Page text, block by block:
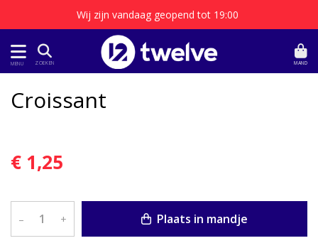
Wij zijn vandaag geopend tot 19:00
MENU ZOEKEN MAND
Croissant
€ 1,25
– + Plaats in mandje